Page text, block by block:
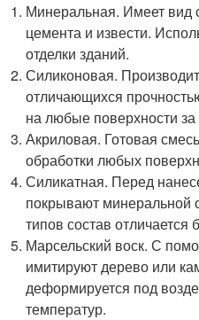
Минеральная. Имеет вид
цемента и извести.
отделки зданий.
Силиконовая.
отличающихся
на любые поверхности
Акриловая. Готовая
обработки любых
Силикатная. Перед
покрывают минеральной
типов состав
Марсельский воск. С
имитируют дерево или
деформируется под
температур.